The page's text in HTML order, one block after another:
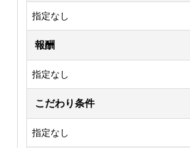
指定なし
報酬
指定なし
こだわり条件
指定なし